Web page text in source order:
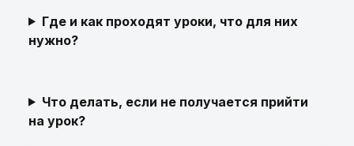
Где и как проходят уроки, что для них
нужно?
Что делать, если не получается прийти
на урок?